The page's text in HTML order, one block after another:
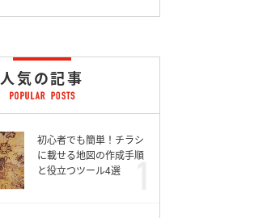
人気の記事
初心者でも簡単！チラシ
に載せる地図の作成手順
と役立つツール4選